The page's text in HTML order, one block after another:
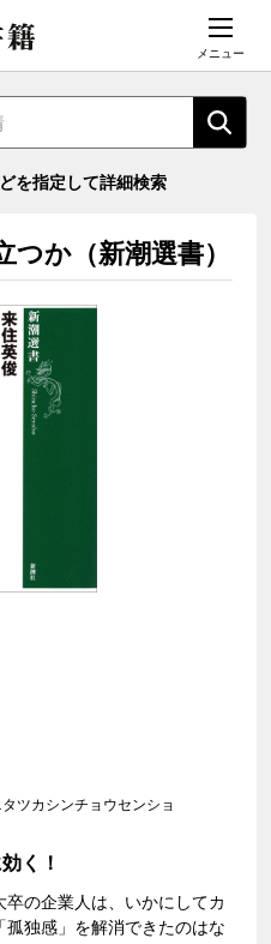
メニュー
を指定して詳細検索
か（新潮選書）
ツカシンチョウセンショ
く！
の企業人は、いかにしてカ
孤独感」を解消できたのはな